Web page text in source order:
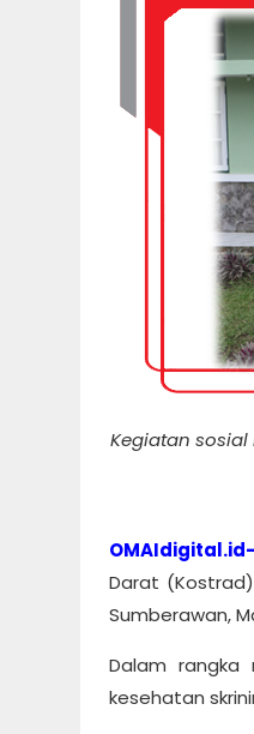
Kegiatan
OMAIdigital.id-
Darat
Sumberawan,
Dalam
kesehatan